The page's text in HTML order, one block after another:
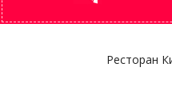
Ресторан